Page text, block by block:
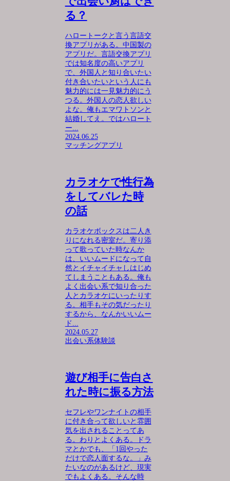
る？
ハロートークと言う言語交
換アプリがある。中国製の
アプリだ。言語交換アプリ
では知名度の高いアプリ
で、外国人と知り合いたい
付き合いたいという人にも
魅力的には一見魅力的にう
つる。外国人の恋人欲しい
よな。俺もエマワトソンと
結婚してえ。ではハロート
ー...
2024.06.25
マッチングアプリ
カラオケで性行為
をしてバレた時
の話
カラオケボックスは二人き
りになれる密室だ。寄り添
って歌っていた時なんか
は、いいムードになって自
然とイチャイチャしはじめ
てしまうこともある。俺も
よく出会い系で知り合った
人とカラオケにいったりす
る。相手もその気だったり
するから、なんかいいムー
ド...
2024.05.27
出会い系体験談
遊び相手に告白さ
れた時に振る方法
セフレやワンナイトの相手
に付き合って欲しいと雰囲
気を出されることってあ
る。わりとよくある。ドラ
マとかでも、「1回やった
だけで恋人面するな。」み
たいなのがあるけど、現実
でもよくある。そんな時